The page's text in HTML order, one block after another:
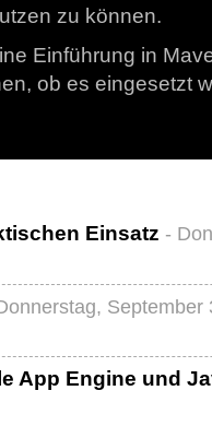
zu können.
Einführung in
ob es eingesetzt
Einsatz -
App Engine und